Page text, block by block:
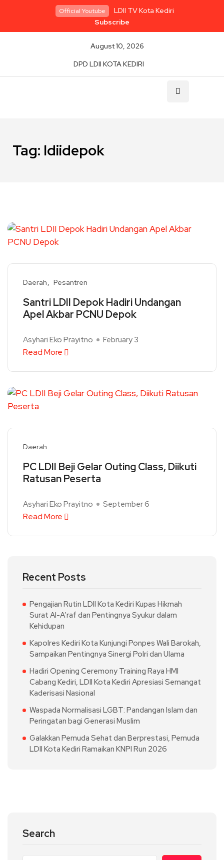
Official Youtube
LDII TV Kota Kediri
Subscribe
August 10, 2026
DPD LDII KOTA KEDIRI
Tag: ldiidepok
Daerah Pesantren
Santri LDII Depok Hadiri Undangan
Apel Akbar PCNU Depok
Asyhari Eko Prayitno February 3
Read More
Daerah
PC LDII Beji Gelar Outing Class, Diikuti
Ratusan Peserta
Asyhari Eko Prayitno September 6
Read More
Recent Posts
Pengajian Rutin LDII Kota Kediri Kupas Hikmah
Surat Al-A’raf dan Pentingnya Syukur dalam
Kehidupan
Kapolres Kediri Kota Kunjungi Ponpes Wali Barokah,
Sampaikan Pentingnya Sinergi Polri dan Ulama
Hadiri Opening Ceremony Training Raya HMI
Cabang Kediri, LDII Kota Kediri Apresiasi Semangat
Kaderisasi Nasional
Waspada Normalisasi LGBT: Pandangan Islam dan
Peringatan bagi Generasi Muslim
Galakkan Pemuda Sehat dan Berprestasi, Pemuda
LDII Kota Kediri Ramaikan KNPI Run 2026
Search